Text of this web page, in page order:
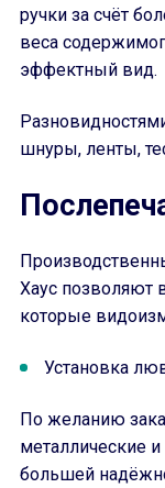
ручки за счёт
веса
эффектный вид.
шнуры, ленты,
Хаус позволяют
которые
Установка
По желанию
металлические
большей